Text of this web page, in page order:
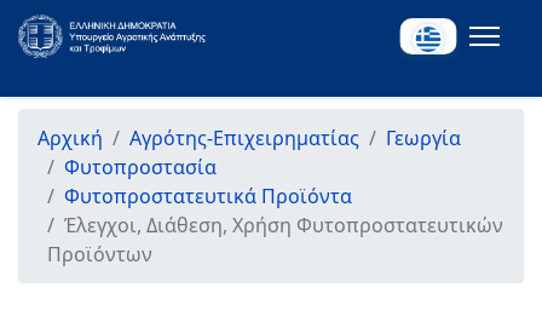
Αρχική Αγρότης-Επιχειρηματίας
Γεωργία
Φυτοπροστασία
Φυτοπροστατευτικά Προϊόντα
Έλεγχοι, Διάθεση, Χρήση Φυτοπροστατευτικών
Προϊόντων